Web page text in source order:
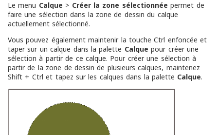
Le menu Calque > Créer la zone sélectionnée permet de
faire une sélection dans la zone de dessin du calque
actuellement sélectionné.
Vous pouvez également maintenir la touche Ctrl enfoncée et
taper sur un calque dans la palette Calque pour créer une
sélection à partir de ce calque. Pour créer une sélection à
partir de la zone de dessin de plusieurs calques, maintenez
Shift + Ctrl et tapez sur les calques dans la palette Calque.